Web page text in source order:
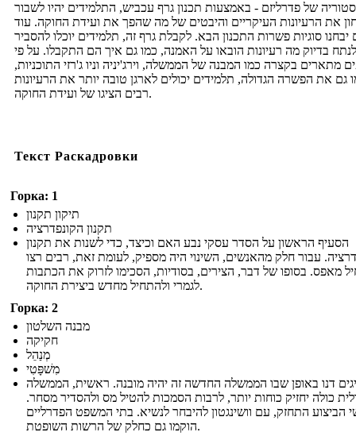
של פדרליזם - באמצעות תכנון גרף עכביש, התלמידים יהיו לשבור
את הרעיונות העיקריים והיבטים של מה שהפך את ועידת החוקה. עוד
יבחנו סוגיות פשרות התכנון הבא. לקבלת גרף זה, תלמידים יוכלו להסביר
בדיוק מה רעיונות הובאו על האמנה, כמו גם איך הם התקבלו. על פי
מתארים בקצרה כמו המבנה של הממשלה, וירג'יניה וניו ג'רזי התוכניות,
גם את הפשרה הגדולה, תלמידים יכולים לארגן טובה יותר את הרעיונות
רבים הציגו של ועידת החוקה.
Текст Раскадровки
Горка: 1
תיקון תקנון
תקנון הקונפדרציה
הסעיף הראשון על הסדר עסקי נבע האם וכיצד, כדי לשנות את תקנון
עבור חלק מהאנשים, השינוי היה מספיק, לעומת זאת, רבים רצו
מאפס. בסופו של דבר, הצירים, בסודיות, הסכימו לזרוק את הכתבות
לגמרי ולהתחיל מחדש ביצירת החוקה.
Горка: 2
מבנה השלטון
חקיקה
מְנַהֵל
מִשׁפָּטִי
דנו באופן שבו הממשלה החדשה זה יהיה מובנה. ראשית, הממשלה
כולה יחזיק כוחות יותר, לרבות הסמכות להטיל מס ולהסדיר מסחר.
הביצוע התחזק, עם וושינגטון להיבחר לנשיא. בתי המשפט הפדרליים
הוקמו גם כחלק של הרשות השופטת.